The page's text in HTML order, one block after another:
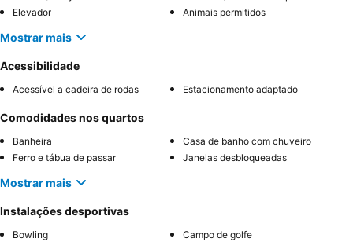
Elevador
Animais permitidos
Mostrar mais
Acessibilidade
Acessível a cadeira de rodas Estacionamento adaptado
Comodidades nos quartos
Banheira
Casa de banho com chuveiro
Ferro e tábua de passar
Janelas desbloqueadas
Mostrar mais
Instalações desportivas
Bowling
Campo de golfe